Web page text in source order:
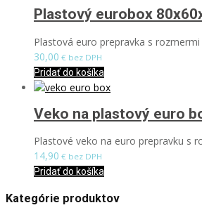
Plastový eurobox
Plastová euro prepravka s
30,00 € bez DPH
Pridať do košíka
Veko na plastový euro
Plastové veko na euro prepravku s
14,90 € bez DPH
Pridať do košíka
Kategórie produktov